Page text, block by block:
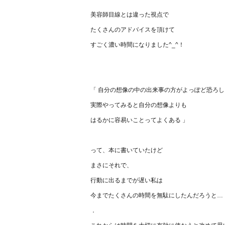
美容師目線とは違った視点で
たくさんのアドバイスを頂けて
すごく濃い時間になりました^_^！
「 自分の想像の中の出来事の方がよっぽど恐ろ
実際やってみると自分の想像よりも
はるかに容易いことってよくある 」
って、本に書いていたけど
まさにそれで、
行動に出るまでが遅い私は
今までたくさんの時間を無駄にしたんだろうと…
．